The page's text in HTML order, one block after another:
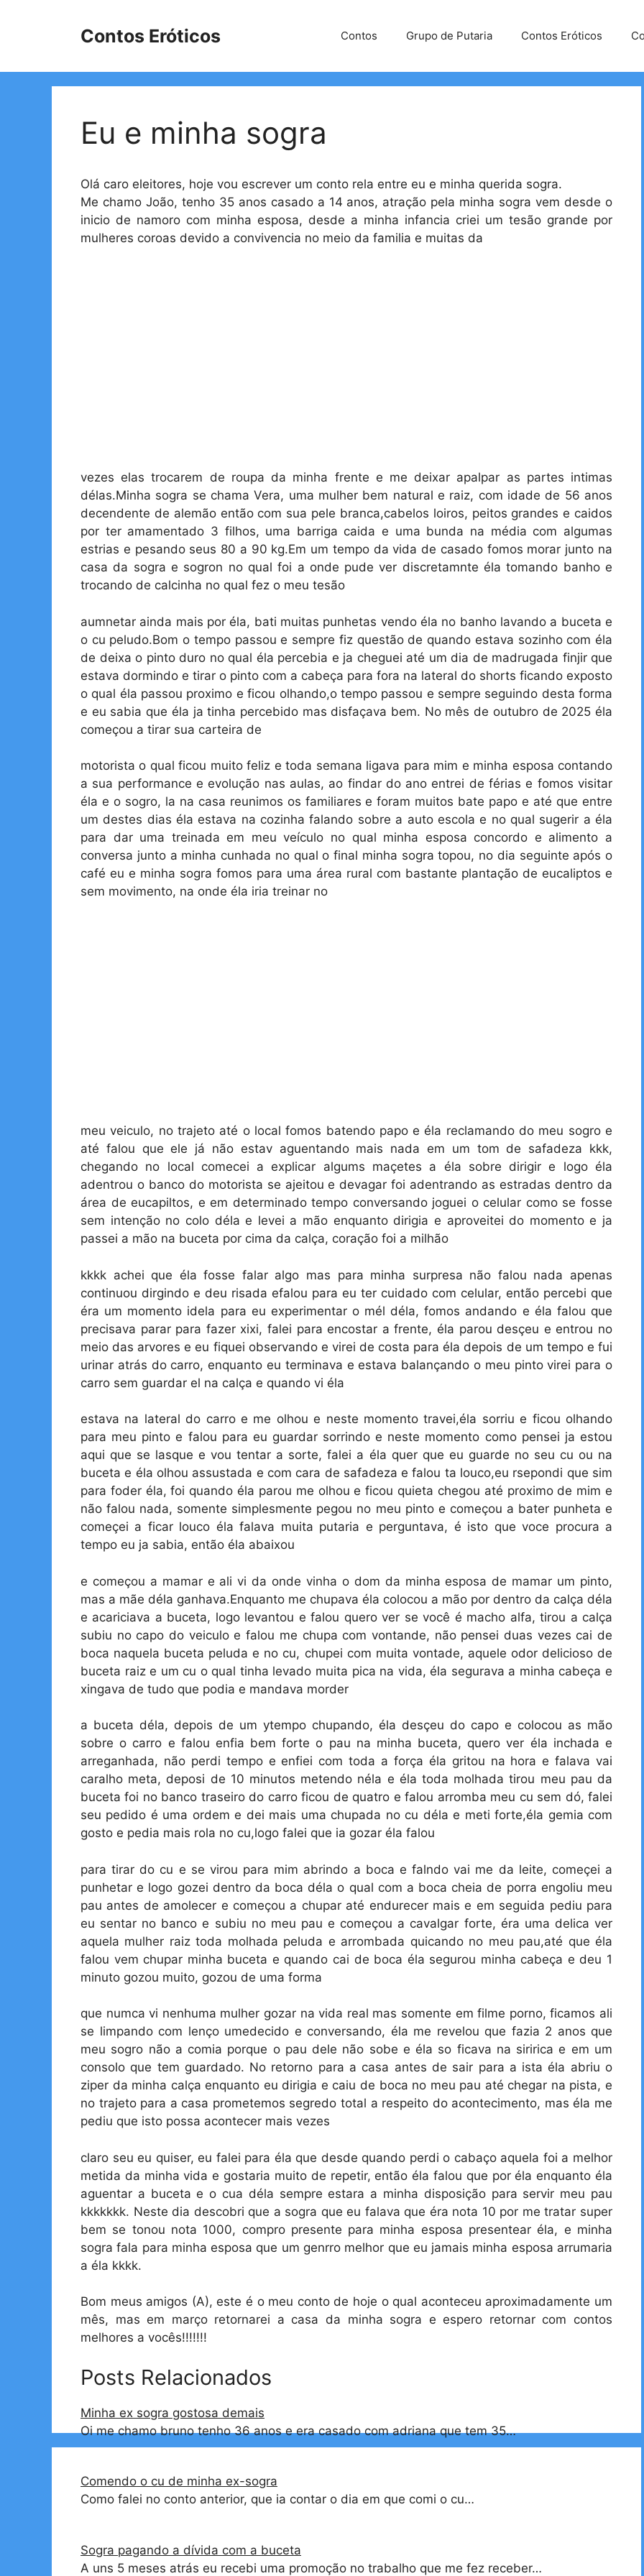
Contos Eróticos Contos Grupo de Putaria Contos Eróticos
Eu e minha sogra
Olá caro eleitores, hoje vou escrever um conto rela entre eu e minha querida sogra.
Me chamo João, tenho 35 anos casado a 14 anos, atração pela minha sogra vem desde o
inicio de namoro com minha esposa, desde a minha infancia criei um tesão grande por
mulheres coroas devido a convivencia no meio da familia e muitas da
vezes elas trocarem de roupa da minha frente e me deixar apalpar as partes intimas
délas.Minha sogra se chama Vera, uma mulher bem natural e raiz, com idade de 56 anos
decendente de alemão então com sua pele branca,cabelos loiros, peitos grandes e caidos
por ter amamentado 3 filhos, uma barriga caida e uma bunda na média com algumas
estrias e pesando seus 80 a 90 kg.Em um tempo da vida de casado fomos morar junto na
casa da sogra e sogron no qual foi a onde pude ver discretamnte éla tomando banho e
trocando de calcinha no qual fez o meu tesão
aumnetar ainda mais por éla, bati muitas punhetas vendo éla no banho lavando a buceta e
o cu peludo.Bom o tempo passou e sempre fiz questão de quando estava sozinho com éla
de deixa o pinto duro no qual éla percebia e ja cheguei até um dia de madrugada finjir que
estava dormindo e tirar o pinto com a cabeça para fora na lateral do shorts ficando exposto
o qual éla passou proximo e ficou olhando,o tempo passou e sempre seguindo desta forma
e eu sabia que éla ja tinha percebido mas disfaçava bem. No mês de outubro de 2025 éla
começou a tirar sua carteira de
motorista o qual ficou muito feliz e toda semana ligava para mim e minha esposa contando
a sua performance e evolução nas aulas, ao findar do ano entrei de férias e fomos visitar
éla e o sogro, la na casa reunimos os familiares e foram muitos bate papo e até que entre
um destes dias éla estava na cozinha falando sobre a auto escola e no qual sugerir a éla
para dar uma treinada em meu veículo no qual minha esposa concordo e alimento a
conversa junto a minha cunhada no qual o final minha sogra topou, no dia seguinte após o
café eu e minha sogra fomos para uma área rural com bastante plantação de eucaliptos e
sem movimento, na onde éla iria treinar no
meu veiculo, no trajeto até o local fomos batendo papo e éla reclamando do meu sogro e
até falou que ele já não estav aguentando mais nada em um tom de safadeza kkk,
chegando no local comecei a explicar algums maçetes a éla sobre dirigir e logo éla
adentrou o banco do motorista se ajeitou e devagar foi adentrando as estradas dentro da
área de eucapiltos, e em determinado tempo conversando joguei o celular como se fosse
sem intenção no colo déla e levei a mão enquanto dirigia e aproveitei do momento e ja
passei a mão na buceta por cima da calça, coração foi a milhão
kkkk achei que éla fosse falar algo mas para minha surpresa não falou nada apenas
continuou dirgindo e deu risada efalou para eu ter cuidado com celular, então percebi que
éra um momento idela para eu experimentar o mél déla, fomos andando e éla falou que
precisava parar para fazer xixi, falei para encostar a frente, éla parou desçeu e entrou no
meio das arvores e eu fiquei observando e virei de costa para éla depois de um tempo e fui
urinar atrás do carro, enquanto eu terminava e estava balançando o meu pinto virei para o
carro sem guardar el na calça e quando vi éla
estava na lateral do carro e me olhou e neste momento travei,éla sorriu e ficou olhando
para meu pinto e falou para eu guardar sorrindo e neste momento como pensei ja estou
aqui que se lasque e vou tentar a sorte, falei a éla quer que eu guarde no seu cu ou na
buceta e éla olhou assustada e com cara de safadeza e falou ta louco,eu rsepondi que sim
para foder éla, foi quando éla parou me olhou e ficou quieta chegou até proximo de mim e
não falou nada, somente simplesmente pegou no meu pinto e começou a bater punheta e
começei a ficar louco éla falava muita putaria e perguntava, é isto que voce procura a
tempo eu ja sabia, então éla abaixou
e começou a mamar e ali vi da onde vinha o dom da minha esposa de mamar um pinto,
mas a mãe déla ganhava.Enquanto me chupava éla colocou a mão por dentro da calça déla
e acariciava a buceta, logo levantou e falou quero ver se você é macho alfa, tirou a calça
subiu no capo do veiculo e falou me chupa com vontande, não pensei duas vezes cai de
boca naquela buceta peluda e no cu, chupei com muita vontade, aquele odor delicioso de
buceta raiz e um cu o qual tinha levado muita pica na vida, éla segurava a minha cabeça e
xingava de tudo que podia e mandava morder
a buceta déla, depois de um ytempo chupando, éla desçeu do capo e colocou as mão
sobre o carro e falou enfia bem forte o pau na minha buceta, quero ver éla inchada e
arreganhada, não perdi tempo e enfiei com toda a força éla gritou na hora e falava vai
caralho meta, deposi de 10 minutos metendo néla e éla toda molhada tirou meu pau da
buceta foi no banco traseiro do carro ficou de quatro e falou arromba meu cu sem dó, falei
seu pedido é uma ordem e dei mais uma chupada no cu déla e meti forte,éla gemia com
gosto e pedia mais rola no cu,logo falei que ia gozar éla falou
para tirar do cu e se virou para mim abrindo a boca e falndo vai me da leite, começei a
punhetar e logo gozei dentro da boca déla o qual com a boca cheia de porra engoliu meu
pau antes de amolecer e começou a chupar até endurecer mais e em seguida pediu para
eu sentar no banco e subiu no meu pau e começou a cavalgar forte, éra uma delica ver
aquela mulher raiz toda molhada peluda e arrombada quicando no meu pau,até que éla
falou vem chupar minha buceta e quando cai de boca éla segurou minha cabeça e deu 1
minuto gozou muito, gozou de uma forma
que numca vi nenhuma mulher gozar na vida real mas somente em filme porno, ficamos ali
se limpando com lenço umedecido e conversando, éla me revelou que fazia 2 anos que
meu sogro não a comia porque o pau dele não sobe e éla so ficava na siririca e em um
consolo que tem guardado. No retorno para a casa antes de sair para a ista éla abriu o
ziper da minha calça enquanto eu dirigia e caiu de boca no meu pau até chegar na pista, e
no trajeto para a casa prometemos segredo total a respeito do acontecimento, mas éla me
pediu que isto possa acontecer mais vezes
claro seu eu quiser, eu falei para éla que desde quando perdi o cabaço aquela foi a melhor
metida da minha vida e gostaria muito de repetir, então éla falou que por éla enquanto éla
aguentar a buceta e o cua déla sempre estara a minha disposição para servir meu pau
kkkkkkk. Neste dia descobri que a sogra que eu falava que éra nota 10 por me tratar super
bem se tonou nota 1000, compro presente para minha esposa presentear éla, e minha
sogra fala para minha esposa que um genrro melhor que eu jamais minha esposa arrumaria
a éla kkkk.
Bom meus amigos (A), este é o meu conto de hoje o qual aconteceu aproximadamente um
mês, mas em março retornarei a casa da minha sogra e espero retornar com contos
melhores a vocês!!!!!!!
Posts Relacionados
Minha ex sogra gostosa demais
Oi me chamo bruno tenho 36 anos e era casado com adriana que tem 35…
Comendo o cu de minha ex-sogra
Como falei no conto anterior, que ia contar o dia em que comi o cu…
Sogra pagando a dívida com a buceta
A uns 5 meses atrás eu recebi uma promoção no trabalho que me fez receber…